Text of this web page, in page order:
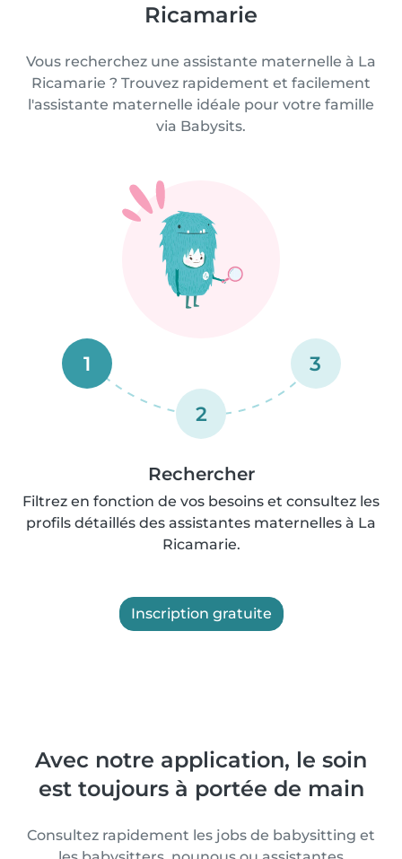
Ricamarie
Vous recherchez une assistante maternelle à La
Ricamarie ? Trouvez rapidement et facilement
l'assistante maternelle idéale pour votre famille
via Babysits.
1
2
3
Rechercher
Filtrez en fonction de vos besoins et consultez les
profils détaillés des assistantes maternelles à La
Ricamarie.
Inscription gratuite
Avec notre application, le soin
est toujours à portée de main
Consultez rapidement les jobs de babysitting et